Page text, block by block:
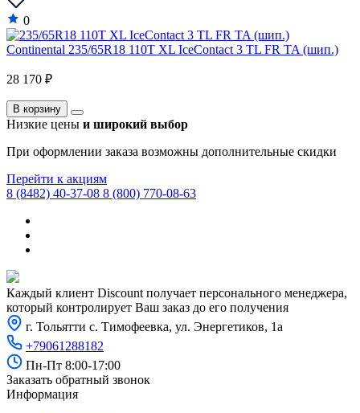
0
Continental 235/65R18 110T XL IceContact 3 TL FR TA (шип.)
28 170 ₽
В корзину
Низкие цены и широкий выбор
При оформлении заказа возможны дополнительные скидки
Перейти к акциям
8 (8482) 40-37-08 8 (800) 770-08-63
Каждый клиент Discount получает персонального менеджера,
который контролирует Ваш заказ до его получения
г. Тольятти с. Тимофеевка, ул. Энергетиков, 1а
+79061288182
Пн-Пт 8:00-17:00
Заказать обратный звонок
Информация